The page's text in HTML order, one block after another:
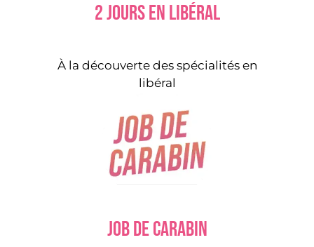
2 jours en libéral
À la découverte des spécialités en
libéral
Job de carabin